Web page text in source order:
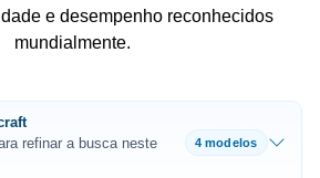
e desempenho reconhecidos
mundialmente.
refinar a busca neste
4 modelos